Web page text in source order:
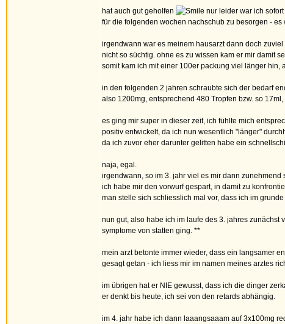
hat auch gut geholfen
nur leider war ich
für die folgenden wochen nachschub zu besorgen -
irgendwann war es meinem hausarzt dann doch
nicht so süchtig. ohne es zu wissen kam er mir damit
somit kam ich mit einer 100er packung viel länger
in den folgenden 2 jahren schraubte sich der bedarf
also 1200mg, entsprechend 480 Tropfen bzw. so
es ging mir super in dieser zeit, ich fühlte mich
positiv entwickelt, da ich nun wesentlich "länger"
da ich zuvor eher darunter gelitten habe ein
naja, egal.
irgendwann, so im 3. jahr viel es mir dann
ich habe mir den vorwurf gespart, in damit zu
man stelle sich schliesslich mal vor, dass ich im
nun gut, also habe ich im laufe des 3. jahres
symptome von statten ging. **
mein arzt betonte immer wieder, dass ein langsamer
gesagt getan - ich liess mir im namen meines arztes
im übrigen hat er NIE gewusst, dass ich die dinger
er denkt bis heute, ich sei von den retards abhängig.
im 4. jahr habe ich dann laaangsaaam auf 3x100mg